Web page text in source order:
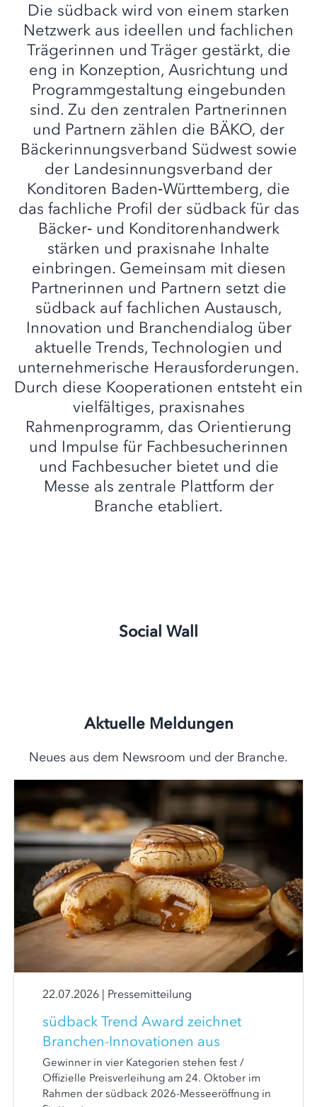
Die südback wird von einem starken
Netzwerk aus ideellen und fachlichen
Trägerinnen und Träger gestärkt, die
eng in Konzeption, Ausrichtung und
Programmgestaltung eingebunden
sind. Zu den zentralen Partnerinnen
und Partnern zählen die BÄKO, der
Bäckerinnungsverband Südwest sowie
der Landesinnungsverband der
Konditoren Baden‑Württemberg, die
das fachliche Profil der südback für das
Bäcker‑ und Konditorenhandwerk
stärken und praxisnahe Inhalte
einbringen. Gemeinsam mit diesen
Partnerinnen und Partnern setzt die
südback auf fachlichen Austausch,
Innovation und Branchendialog über
aktuelle Trends, Technologien und
unternehmerische Herausforderungen.
Durch diese Kooperationen entsteht ein
vielfältiges, praxisnahes
Rahmenprogramm, das Orientierung
und Impulse für Fachbesucherinnen
und Fachbesucher bietet und die
Messe als zentrale Plattform der
Branche etabliert.
Social Wall
Aktuelle Meldungen
Neues aus dem Newsroom und der Branche.
22.07.2026 | Pressemitteilung
südback Trend Award zeichnet
Branchen-Innovationen aus
Gewinner in vier Kategorien stehen fest /
Offizielle Preisverleihung am 24. Oktober im
Rahmen der südback 2026-Messeeröffnung in